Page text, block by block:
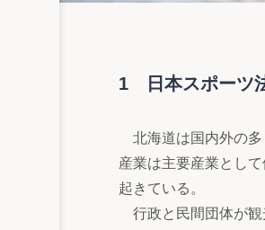
1 日本スポーツ
北海道は国内外の多
産業は主要産業とし
起きている。
行政と民間団体が観